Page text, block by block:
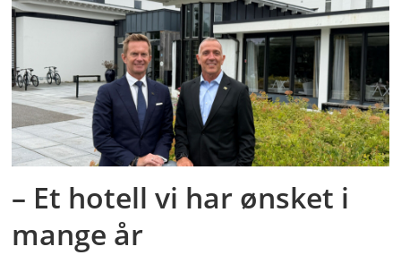
– Et hotell vi har ønsket i
mange år